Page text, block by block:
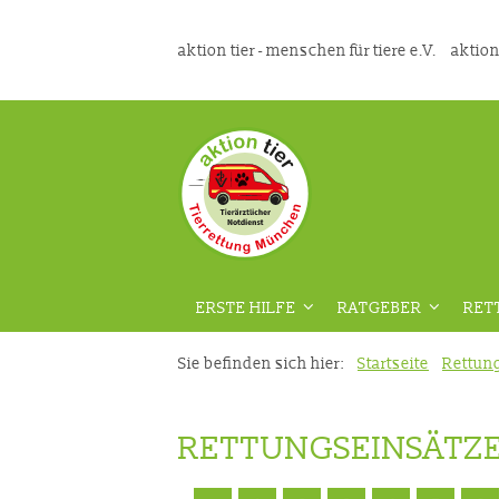
aktion tier - menschen für tiere e.V.
ERSTE HILFE
DIE RICHTIGE VORBEREITUNG
VIDEOKURS
RATGEBER
AUS DER
RATGEBER
Sie befinden sich hier: Startseite